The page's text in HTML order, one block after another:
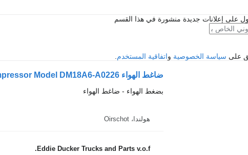
على إعلانات جديدة منشورة في هذا القسم
على سياسة الخصوصية واتفاقية المستخدم
ضاغط الهواء DAF Benling Compressor Model DM18A6-A0226 لـ الشاحنات DAF XG
بضغط الهواء - ضاغط الهواء
هولندا، Oirschot
Eddie Ducker Trucks and Parts v.o.f.